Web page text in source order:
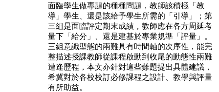
面臨學生做專題的種種問題，教師該積極「教
導」學生、還是該給予學生所需的「引導」；第
三組是面臨評定期末成績，教師應在各方周延考
量下「給分」、還是建基於專業規準「評量」。
三組意識型態的兩難具有時間軸的次序性，能完
整描述授課教師從課程啟動到收尾的動態性兩難
遭逢歷程，本文亦針對這些難題提出具體建議，
希冀對於各校校訂必修課程之設計、教學與評量
有所助益。